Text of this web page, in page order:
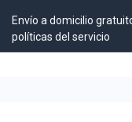
Envío a domicilio
políticas del servicio